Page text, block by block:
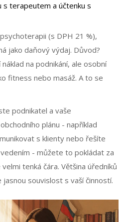
s terapeutem a účtenku s
(s DPH 21 %),
jako daňový výdaj. Důvod?
na podnikání, ale osobní
fitness nebo masáž. A to se
podnikatel a vaše
plánu - například
s klienty nebo řešíte
- můžete to pokládat za
tenká čára. Většina úředníků
souvislost s vaší činností.